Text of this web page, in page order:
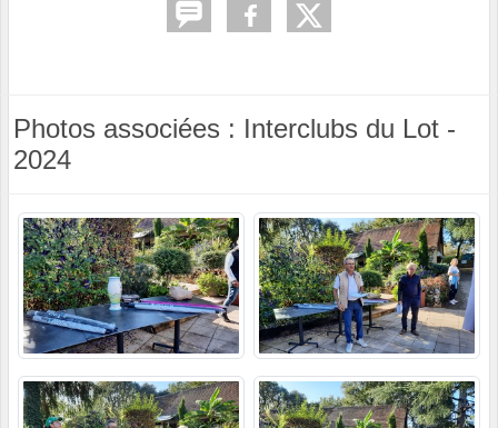
Photos associées : Interclubs du Lot -
2024